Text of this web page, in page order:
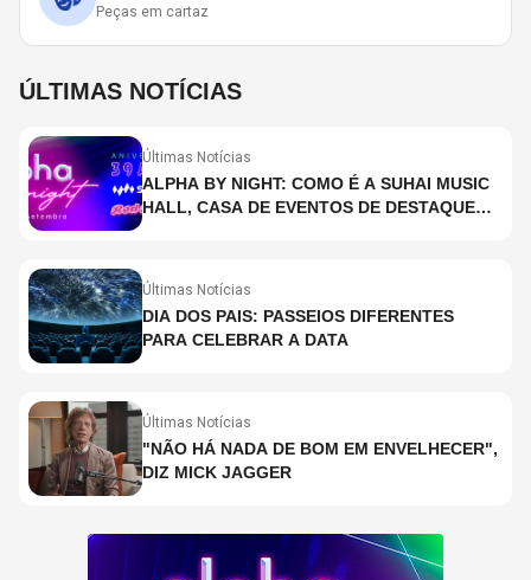
Peças em cartaz
ÚLTIMAS NOTÍCIAS
Últimas Notícias
ALPHA BY NIGHT: COMO É A SUHAI MUSIC
HALL, CASA DE EVENTOS DE DESTAQUE
Últimas Notícias
DIA DOS PAIS: PASSEIOS DIFERENTES
PARA CELEBRAR A DATA
Últimas Notícias
"NÃO HÁ NADA DE BOM EM ENVELHECER",
DIZ MICK JAGGER